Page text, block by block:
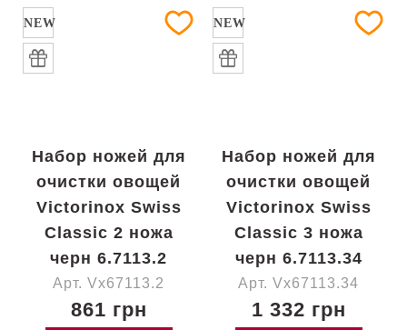
NEW
Набор ножей для
очистки овощей
Victorinox Swiss
Classic 2 ножа
черн 6.7113.2
Арт. Vx67113.2
861 грн
NEW
Набор ножей для
очистки овощей
Victorinox Swiss
Classic 3 ножа
черн 6.7113.34
Арт. Vx67113.34
1 332 грн